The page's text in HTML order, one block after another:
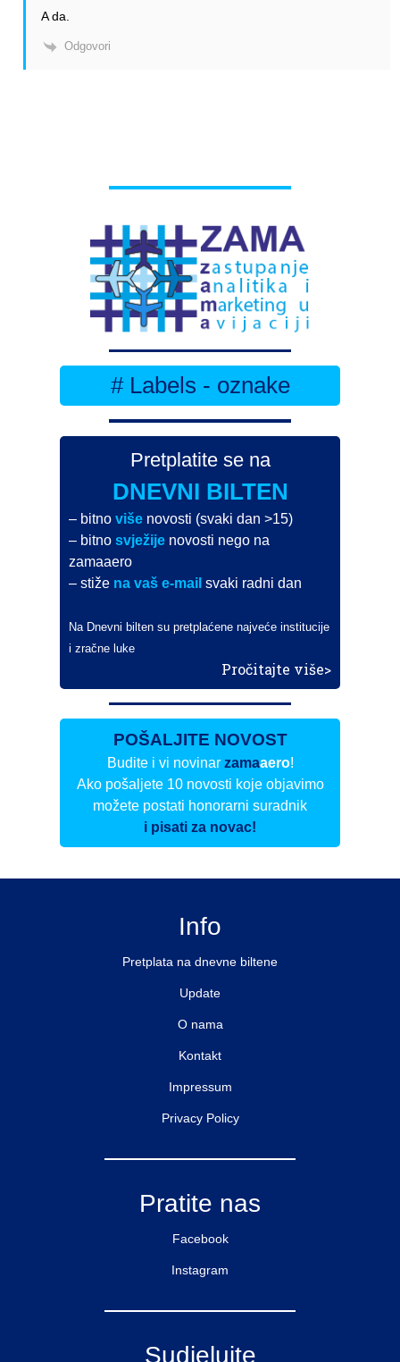
A da.
Odgovori
# Labels - oznake
Pretplatite se na
DNEVNI BILTEN
– bitnoviše novosti (svaki dan >15)
– bitnosvježije novosti nego na
zamaaero
– stiže na vaš e-mail svaki radni dan
Na Dnevni bilten su pretplaćene najveće institucije
i zračne luke
Pročitajte više>
POŠALJITE NOVOST
Budite i vi novinar zamaaero!
Ako pošaljete 10 novosti koje objavimo
možete postati honorarni suradnik
i pisati za novac!
Info
Pretplata na dnevne biltene
Update
O nama
Kontakt
Impressum
Privacy Policy
Pratite nas
Facebook
Instagram
Sudjelujte